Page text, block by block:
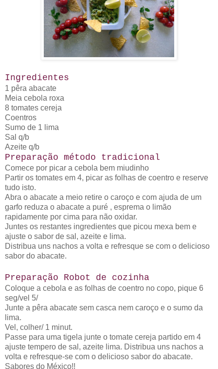
Ingredientes
1 pêra abacate
Meia cebola roxa
8 tomates cereja
Coentros
Sumo de 1 lima
Sal q/b
Azeite q/b
Preparação método tradicional
Comece por picar a cebola bem miudinho
Partir os tomates em 4, picar as folhas de coentro e reserve
tudo isto.
Abra o abacate a meio retire o caroço e com ajuda de um
garfo reduza o abacate a puré , esprema o limão
rapidamente por cima para não oxidar.
Juntes os restantes ingredientes que picou mexa bem e
ajuste o sabor de sal, azeite e lima.
Distribua uns nachos a volta e refresque se com o delicioso
sabor do abacate.
Preparação Robot de cozinha
Coloque a cebola e as folhas de coentro no copo, pique 6
seg/vel 5/
Junte a pêra abacate sem casca nem caroço e o sumo da
lima.
Vel, colher/ 1 minut.
Passe para uma tigela junte o tomate cereja partido em 4
ajuste tempero de sal, azeite lima. Distribua uns nachos a
volta e refresque-se com o delicioso sabor do abacate.
Sabores do México!!